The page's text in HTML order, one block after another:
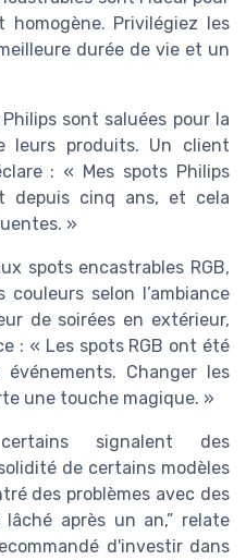
Privilégiez les
durée de vie et un
sont saluées pour la
leurs produits. Un client
: « Mes spots Philips
depuis cinq ans, et cela
»
spots encastrables RGB,
selon l’ambiance
de soirées en extérieur,
: « Les spots RGB ont été
Changer les
une touche magique. »
signalent des
de certains modèles
des problèmes avec des
après un an,” relate
d'investir dans